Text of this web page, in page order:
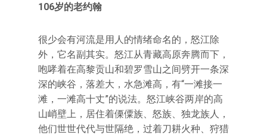
106岁的老约翰
很少会有河流是用人的情绪命名的，怒江除
外，它名副其实。怒江从青藏高原奔腾而下，
咆哮着在高黎贡山和碧罗雪山之间劈开一条深
深的峡谷，落差大，水急滩高，有“一滩接一
滩，一滩高十丈”的说法。怒江峡谷两岸的高
山峭壁上，居住着傈僳族、怒族、独龙族人，
他们世世代代与世隔绝，过着刀耕火种、狩猎